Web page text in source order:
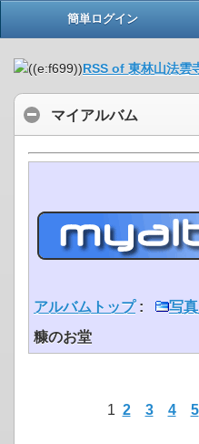
簡単ログイン
RSS of 東林山法雲
マイアルバム
アルバムトップ: 写
糠のお堂
1 2 3 4 5